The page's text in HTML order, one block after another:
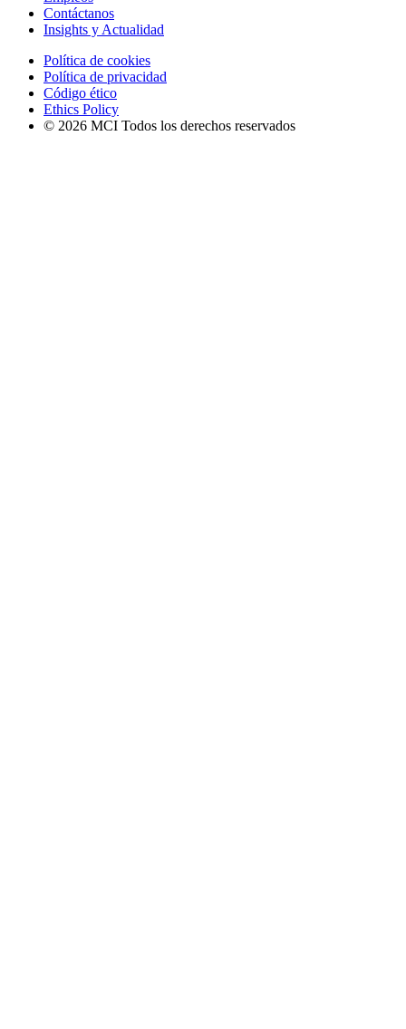
Contáctanos
Insights y Actualidad
Política de cookies
Política de privacidad
Código ético
Ethics Policy
© 2026 MCI Todos los derechos reservados